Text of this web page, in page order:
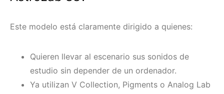
Este modelo está claramente dirigido a quienes:
Quieren llevar al escenario sus sonidos de
estudio sin depender de un ordenador.
Ya utilizan V Collection, Pigments o Analog Lab